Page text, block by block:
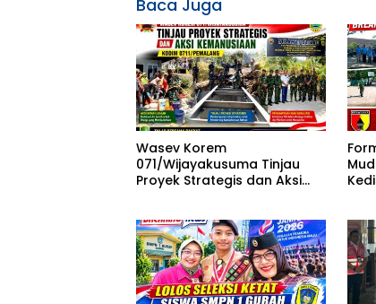
Baca Juga
Wasev Korem
071/Wijayakusuma Tinjau
Proyek Strategis dan Aksi